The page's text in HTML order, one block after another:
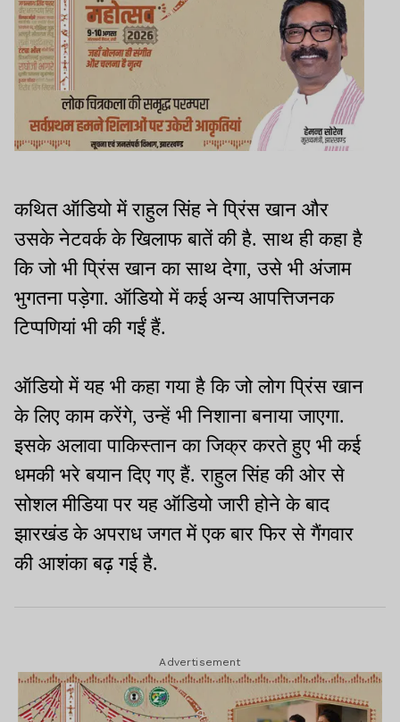
कथित ऑडियो में राहुल सिंह ने प्रिंस खान और
उसके नेटवर्क के खिलाफ बातें की है. साथ ही कहा है
कि जो भी प्रिंस खान का साथ देगा, उसे भी अंजाम
भुगतना पड़ेगा. ऑडियो में कई अन्य आपत्तिजनक
टिप्पणियां भी की गईं हैं.
ऑडियो में यह भी कहा गया है कि जो लोग प्रिंस खान
के लिए काम करेंगे, उन्हें भी निशाना बनाया जाएगा.
इसके अलावा पाकिस्तान का जिक्र करते हुए भी कई
धमकी भरे बयान दिए गए हैं. राहुल सिंह की ओर से
सोशल मीडिया पर यह ऑडियो जारी होने के बाद
झारखंड के अपराध जगत में एक बार फिर से गैंगवार
की आशंका बढ़ गई है.
Advertisement